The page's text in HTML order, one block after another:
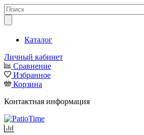
Каталог
Личный кабинет
Сравнение
Избранное
Корзина
Контактная информация